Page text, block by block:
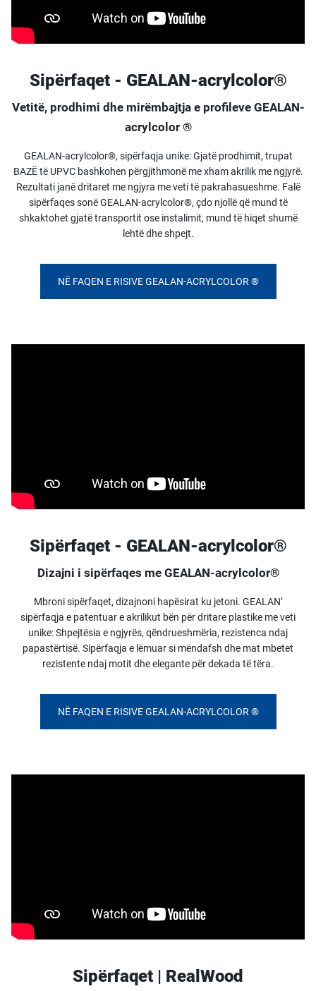
Sipërfaqet - GEALAN-acrylcolor®
Vetitë, prodhimi dhe mirëmbajtja e profileve GEALAN-
acrylcolor ®
GEALAN-acrylcolor®, sipërfaqja unike: Gjatë prodhimit, trupat
BAZË të UPVC bashkohen përgjithmonë me xham akrilik me ngjyrë.
Rezultati janë dritaret me ngjyra me veti të pakrahasueshme. Falë
sipërfaqes sonë GEALAN-acrylcolor®, çdo njollë që mund të
shkaktohet gjatë transportit ose instalimit, mund të hiqet shumë
lehtë dhe shpejt.
NË FAQEN E RISIVE GEALAN-ACRYLCOLOR ®
Sipërfaqet - GEALAN-acrylcolor®
Dizajni i sipërfaqes me GEALAN-acrylcolor®
Mbroni sipërfaqet, dizajnoni hapësirat ku jetoni. GEALAN’
sipërfaqja e patentuar e akrilikut bën për dritare plastike me veti
unike: Shpejtësia e ngjyrës, qëndrueshmëria, rezistenca ndaj
papastërtisë. Sipërfaqja e lëmuar si mëndafsh dhe mat mbetet
rezistente ndaj motit dhe elegante për dekada të tëra.
NË FAQEN E RISIVE GEALAN-ACRYLCOLOR ®
Sipërfaqet | RealWood